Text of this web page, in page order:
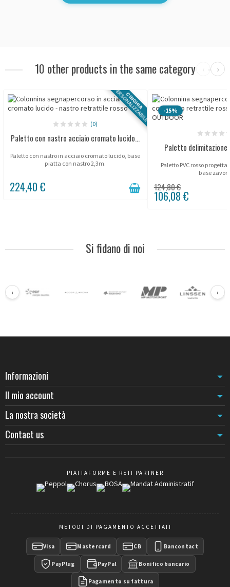
10 other products in the same category ‹ ›
CINGHIA
PERSONALIZZABILE
(0)
Paletto con nastro acciaio cromato lucido...
Paletto con nastro in acciaio cromato lucido, base
piatta con nastro 2,3m.
224,40 €
-15%
Paletto delimitazione
Paletto PVC rosso
base
124,80 €
106,08 €
Si fidano di noi
‹ ›
Informazioni
Il mio account
La nostra società
Contact us
PIATTAFORME E RETI PARTNER
METODI DI PAGAMENTO ACCETTATI
Visa Mastercard CB Bancontact
PayPlug PayPal Bonifico bancario
Pagamento su fattura